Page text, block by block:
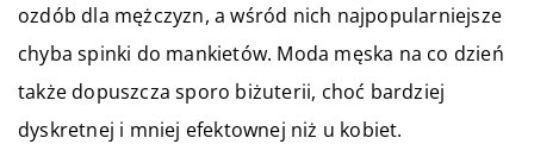
ozdób dla mężczyzn, a wśród nich najpopularniejsze
chyba spinki do mankietów. Moda męska na co dzień
także dopuszcza sporo biżuterii, choć bardziej
dyskretnej i mniej efektownej niż u kobiet.